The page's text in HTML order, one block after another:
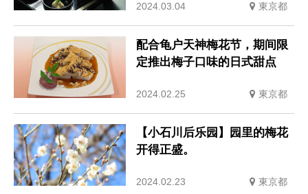
2024.03.04 東京都
配合龟户天神梅花节，期间限
定推出梅子口味的日式甜点
2024.02.25 東京都
【小石川后乐园】园里的梅花
开得正盛。
2024.02.23 東京都